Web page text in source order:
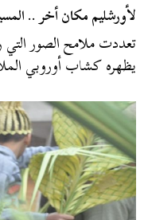
لأورشليم مكان أخر ..
تعددت ملامح الصور
يظهره كشاب أوروبي